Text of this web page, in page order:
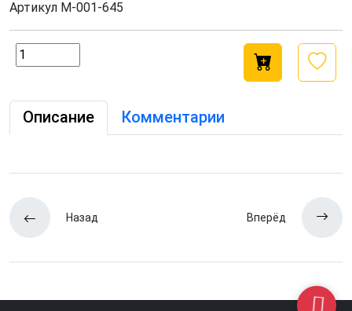
Артикул М-001-645
Описание Комментарии
Назад Вперёд